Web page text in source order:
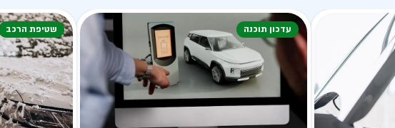
עדכון תוכנה שטיפת הרכב